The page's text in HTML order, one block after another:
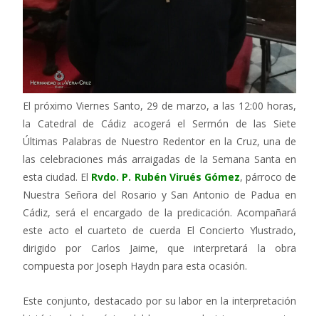
El próximo Viernes Santo, 29 de marzo, a las 12:00 horas,
la Catedral de Cádiz acogerá el Sermón de las Siete
Últimas Palabras de Nuestro Redentor en la Cruz, una de
las celebraciones más arraigadas de la Semana Santa en
esta ciudad. El Rvdo. P. Rubén Virués Gómez, párroco de
Nuestra Señora del Rosario y San Antonio de Padua en
Cádiz, será el encargado de la predicación. Acompañará
este acto el cuarteto de cuerda El Concierto Ylustrado,
dirigido por Carlos Jaime, que interpretará la obra
compuesta por Joseph Haydn para esta ocasión.
Este conjunto, destacado por su labor en la interpretación